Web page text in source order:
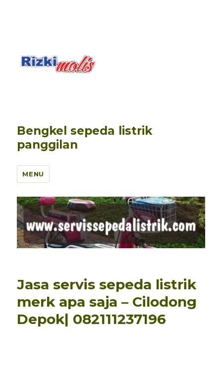
Bengkel sepeda listrik
panggilan
MENU
Jasa servis sepeda listrik
merk apa saja – Cilodong
Depok| 082111237196